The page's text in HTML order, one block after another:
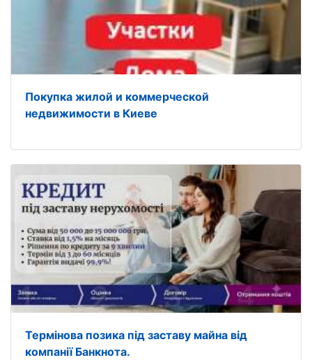
Покупка жилой и коммерческой
недвижимости в Киеве
Термінова позика під заставу майна від
компанії Банкнота.